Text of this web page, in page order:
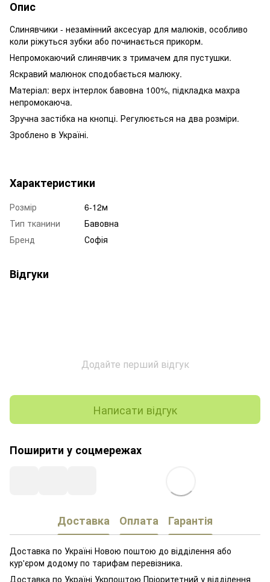
Опис
Слинявчики - незамінний аксесуар для малюків, особливо
коли ріжуться зубки або починається прикорм.
Непромокаючий слинявчик з тримачем для пустушки.
Яскравий малюнок сподобається малюку.
Матеріал: верх інтерлок бавовна 100%, підкладка махра
непромокаюча.
Зручна застібка на кнопці. Регулюється на два розміри.
Зроблено в Україні.
Характеристики
Розмір
6-12м
Тип тканини
Бавовна
Бренд
Софія
Відгуки
Додайте перший відгук
Написати відгук
Поширити у соцмережах
Доставка Оплата Гарантія
Доставка по Україні Новою поштою до відділення або
кур'єром додому по тарифам перевізника.
Доставка по Україні Укрпоштою Пріоритетний у відділення